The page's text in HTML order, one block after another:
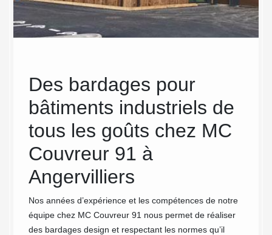
Des bardages pour
bâtiments industriels de
tous les goûts chez MC
Couvreur 91 à
Angervilliers
Nos années d’expérience et les compétences de notre
équipe chez MC Couvreur 91 nous permet de réaliser
des bardages design et respectant les normes qu’il